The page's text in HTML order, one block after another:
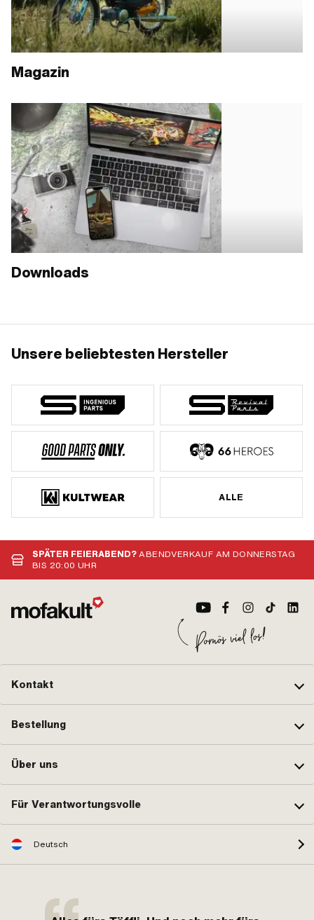
Magazin
Downloads
Unsere beliebtesten Hersteller
ALLE
SPÄTER FEIERABEND?ABENDVERKAUF AM DONNERSTAG
BIS 20:00 UHR
Kontakt
Bestellung
Über uns
Für Verantwortungsvolle
Deutsch